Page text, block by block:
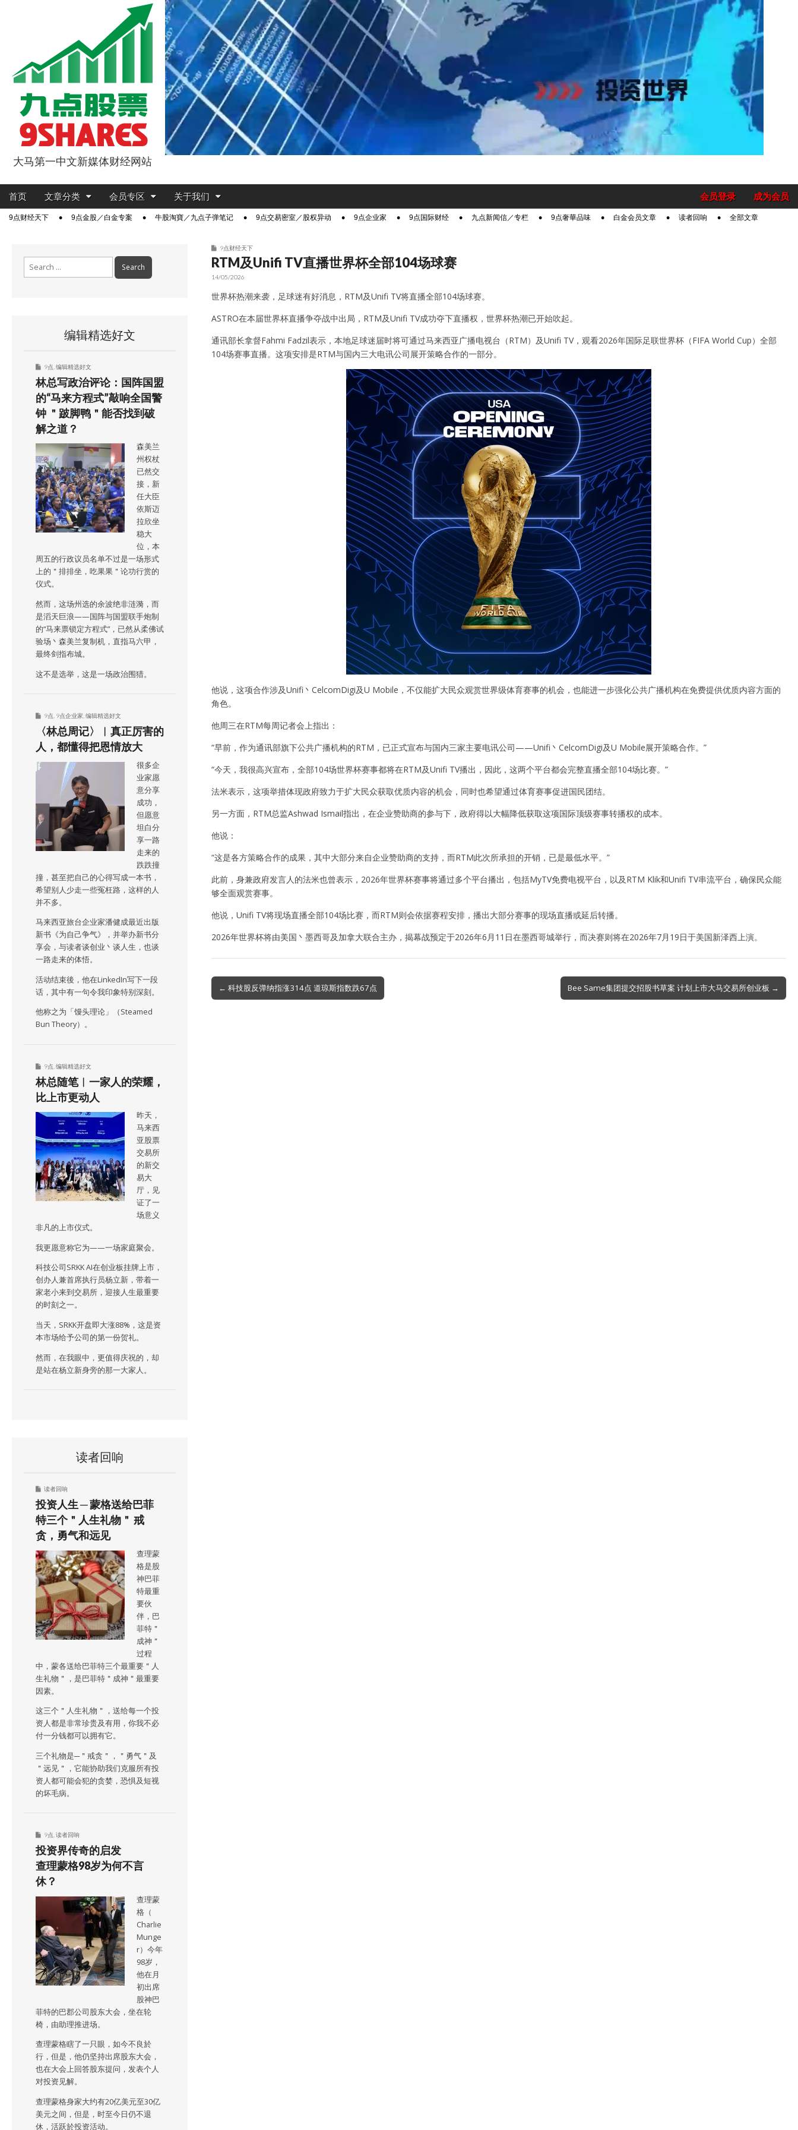
9点股票
大马第一中文新媒体财经网站
Main
Skip
content
首页 文章分类 会员专区 关于我们 成为会员
会员登录
Sub9点财经天下 9点金股／白金专案 牛股淘寶／九点子弹笔记 9点交易密室／股权异动 9点企业家 9点国际财经 九点新闻信／专栏 9点奢華品味 白金会员文章 读者回响 全部文章
9点财经天下
RTM及Unifi TV直播世界杯全部104场球赛
14/05/2026
世界杯热潮来袭，足球迷有好消息，RTM及Unifi TV将直播全部104场球赛。
ASTRO在本届世界杯直播争夺战中出局，RTM及Unifi TV成功夺下直播权，世界杯热潮已开始吹起。
通讯部长拿督Fahmi Fadzil表示，本地足球迷届时将可通过马来西亚广播电视台（RTM）及Unifi TV，观看2026年国际足联世界杯（FIFA World Cup）全部
104场赛事直播。这项安排是RTM与国内三大电讯公司展开策略合作的一部分。
他说，这项合作涉及Unifi丶CelcomDigi及U Mobile，不仅能扩大民众观赏世界级体育赛事的机会，也能进一步强化公共广播机构在免费提供优质内容方面的
角色。
他周三在RTM每周记者会上指出：
“早前，作为通讯部旗下公共广播机构的RTM，已正式宣布与国内三家主要电讯公司——Unifi丶CelcomDigi及U Mobile展开策略合作。”
“今天，我很高兴宣布，全部104场世界杯赛事都将在RTM及Unifi TV播出，因此，这两个平台都会完整直播全部104场比赛。”
法米表示，这项举措体现政府致力于扩大民众获取优质内容的机会，同时也希望通过体育赛事促进国民团结。
另一方面，RTM总监Ashwad Ismail指出，在企业赞助商的参与下，政府得以大幅降低获取这项国际顶级赛事转播权的成本。
他说：
“这是各方策略合作的成果，其中大部分来自企业赞助商的支持，而RTM此次所承担的开销，已是最低水平。”
此前，身兼政府发言人的法米也曾表示，2026年世界杯赛事将通过多个平台播出，包括MyTV免费电视平台，以及RTM Klik和Unifi TV串流平台，确保民众能
够全面观赏赛事。
他说，Unifi TV将现场直播全部104场比赛，而RTM则会依据赛程安排，播出大部分赛事的现场直播或延后转播。
2026年世界杯将由美国丶墨西哥及加拿大联合主办，揭幕战预定于2026年6月11日在墨西哥城举行，而决赛则将在2026年7月19日于美国新泽西上演。
Post
navigation
← 科技股反弹纳指涨314点 道琼斯指数跌67点 Bee Same集团提交招股书草案 计划上市大马交易所创业板 →
编辑精选好文
9点 编辑精选好文
林总写政治评论：国阵国盟
的“马来方程式”敲响全国警
钟 ＂跛脚鸭＂能否找到破
解之道？
森美兰
州权杖
已然交
接，新
任大臣
依斯迈
拉欣坐
稳大
位，本
周五的行政议员名单不过是一场形式
上的＂排排坐，吃果果＂论功行赏的
仪式。
然而，这场州选的余波绝非涟漪，而
是滔天巨浪——国阵与国盟联手炮制
的“马来票锁定方程式”，已然从柔佛试
验场丶森美兰复制机，直指马六甲，
最终剑指布城。
这不是选举，这是一场政治围猎。
9点 9点企业家 编辑精选好文
〈林总周记〉︱真正厉害的
人，都懂得把恩情放大
很多企
业家愿
意分享
成功，
但愿意
坦白分
享一路
走来的
跌跌撞
撞，甚至把自己的心得写成一本书，
希望别人少走一些冤枉路，这样的人
并不多。
马来西亚旅台企业家潘健成最近出版
新书《为自己争气》，并举办新书分
享会，与读者谈创业丶谈人生，也谈
一路走来的体悟。
活动结束後，他在LinkedIn写下一段
话，其中有一句令我印象特别深刻。
他称之为「馒头理论」（Steamed
Bun Theory）。
9点 编辑精选好文
林总随笔︱一家人的荣耀，
比上市更动人
昨天，
马来西
亚股票
交易所
的新交
易大
厅，见
证了一
场意义
非凡的上市仪式。
我更愿意称它为——一场家庭聚会。
科技公司SRKK AI在创业板挂牌上市，
创办人兼首席执行员杨立新，带着一
家老小来到交易所，迎接人生最重要
的时刻之一。
当天，SRKK开盘即大涨88%，这是资
本市场给予公司的第一份贺礼。
然而，在我眼中，更值得庆祝的，却
是站在杨立新身旁的那一大家人。
读者回响
读者回响
投资人生 ─ 蒙格送给巴菲
特三个＂人生礼物＂ 戒
贪，勇气和远见
查理蒙
格是股
神巴菲
特最重
要伙
伴，巴
菲特＂
成神＂
过程
中，蒙各送给巴菲特三个最重要＂人
生礼物＂，是巴菲特＂成神＂最重要
因素。
这三个＂人生礼物＂，送给每一个投
资人都是非常珍贵及有用，你我不必
付一分钱都可以拥有它。
三个礼物是─＂戒贪＂，＂勇气＂及
＂远见＂，它能协助我们克服所有投
资人都可能会犯的贪婪，恐惧及短视
的坏毛病。
9点 读者回响
投资界传奇的启发
查理蒙格98岁为何不言
休？
查理蒙
格（
Charlie
Munge
r）今年
98岁，
他在月
初出席
股神巴
菲特的巴郡公司股东大会，坐在轮
椅，由助理推进场。
查理蒙格瞎了一只眼，如今不良於
行，但是，他仍坚持出席股东大会，
也在大会上回答股东提问，发表个人
对投资见解。
查理蒙格身家大约有20亿美元至30亿
美元之间，但是，时至今日仍不退
休，活跃於投资活动。